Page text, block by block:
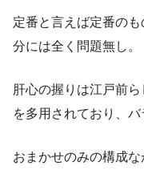
定番と言えば定番の
分には全く問題無し。
肝心の握りは江戸前
を多用されており、バ
おまかせのみの構成